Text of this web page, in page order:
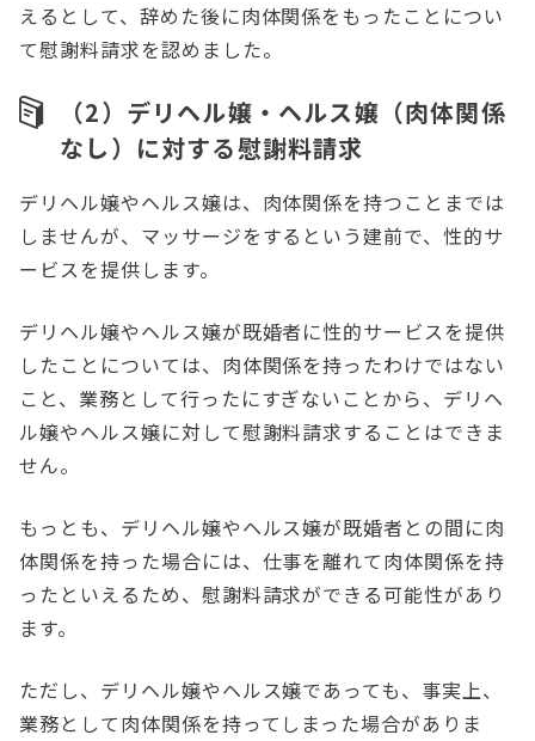
えるとして、辞めた後に肉体関係をもったことについ
て慰謝料請求を認めました。
（2）デリヘル嬢・ヘルス嬢（肉体関係
なし）に対する慰謝料請求
デリヘル嬢やヘルス嬢は、肉体関係を持つことまでは
しませんが、マッサージをするという建前で、性的サ
ービスを提供します。
デリヘル嬢やヘルス嬢が既婚者に性的サービスを提供
したことについては、肉体関係を持ったわけではない
こと、業務として行ったにすぎないことから、デリヘ
ル嬢やヘルス嬢に対して慰謝料請求することはできま
せん。
もっとも、デリヘル嬢やヘルス嬢が既婚者との間に肉
体関係を持った場合には、仕事を離れて肉体関係を持
ったといえるため、慰謝料請求ができる可能性があり
ます。
ただし、デリヘル嬢やヘルス嬢であっても、事実上、
業務として肉体関係を持ってしまった場合がありま